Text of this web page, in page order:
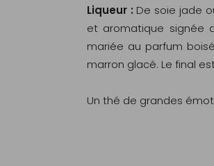
Liqueur : De soie jade
et aromatique signée
mariée au parfum
marron glacé. Le final
Un thé de grandes